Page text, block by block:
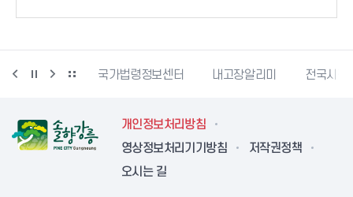
문서24 국가법령정보센터 내고장알리미 전국시장
개인정보처리방침
영상정보처리기기방침
저작권정책
오시는 길